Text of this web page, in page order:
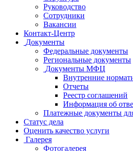
Руководство
Сотрудники
Вакансии
Контакт-Центр
Документы
Федеральные документы
Региональные документы
Документы МФЦ
Внутренние
Отчеты
Реестр соглашений
Информация об
Платежные документы
Статус дела
Оценить качество услуги
Галерея
Фотогалерея